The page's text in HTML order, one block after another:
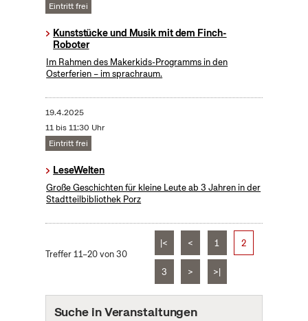
Eintritt frei
Kunststücke und Musik mit dem Finch-
Roboter
Im Rahmen des Makerkids-Programms in den
Osterferien – im sprachraum.
19.4.2025
11 bis 11:30 Uhr
Eintritt frei
LeseWelten
Große Geschichten für kleine Leute ab 3 Jahren in der
Stadtteilbibliothek Porz
Treffer 11–20 von 30
|< < 1 2
3 > >|
Suche in Veranstaltungen